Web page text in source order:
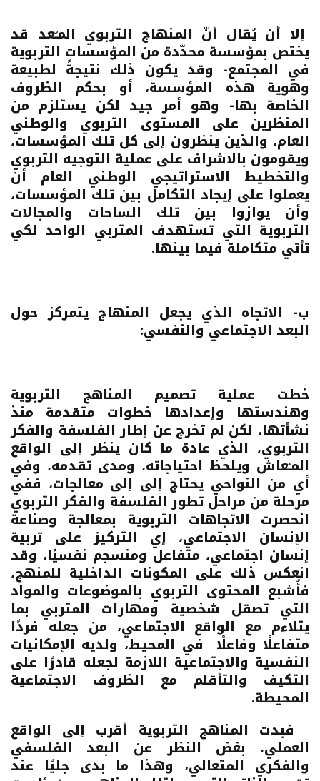
إلا أن يُقال أنّ المنهاج التربوي المـُعد قد
يختص بمؤسسة محدّدة من المؤسسات التربوية
في المجتمع- وقد يكون ذلك نتيجةً لطبيعة
وهوية هذه المؤسسة، أو بحكم الظروف
الخاصة بها- وهو أمر جيد لكن يستلزم من
المنظرين على المستوى التربوي والوطني
العام، والذين ينظرون إلى كل تلك المؤسسات،
ويقومون بالاشراف على عملية التوجيه التربوي
والتخطيط الاستراتيجي الوطني العام أن
يعملوا على إيجاد التكامل بين تلك المؤسسات،
وأن يوازوا بين تلك الساحات والمجالات
التربوية التي تستهدف المتربي الواحد لكي
تأتي متكاملة فيما بينها.
ب- الاتجاه الذي يجعل المنهاج يتمركز حول
البعد الاجتماعي والنفسي:
خطت عملية تصميم المناهج التربوية
وهندستها وإعدادها خطوات متقدمة منذ
نشأتها، لكن لم تخرج عن إطار الفلسفة والفكر
التربوي، الذي عادة ما كان ينظر إلى الواقع
المـُعاش ويلحظ احتياجاته، ومدى تقدمه، وفي
أي من النواحي يحتاج إلى إلى معالجات، ففي
مرحلة من مراحل تطور الفلسفة والفكر التربوي
انحصرت الاتجاهات التربوية بمعالجة وصناعة
الإنسان الاجتماعي، إي التركيز على تربية
إنسان اجتماعي، متفاعل ومنسجم نفسيًا، وقد
انعكس ذلك على المكونات الداخلية للمنهج،
فأُشبع المحتوى التربوي بالموضوعات والمواد
التي تصقل شخصية ومهارات المتربي بما
يتلاءم مع الواقع الاجتماعي، من جعله فردًا
متفاعلًا وفاعلًا في المحيط، ولديه الإمكانيات
النفسية والاجتماعية اللازمة لجعله قادرًا على
التكيف والتأقلم مع الظروف الاجتماعية
المحيطة.
فبدت المناهج التربوية أقرب إلى الواقع
العملي، بغض النظر عن البعد الفلسفي
والفكري المتعالي، وهذا ما بدى جليًا عند